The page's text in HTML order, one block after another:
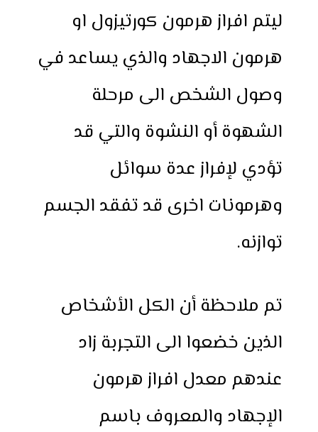
ليتم افراز هرمون كورتيزول او
هرمون الاجهاد والذي يساعد في
وصول الشخص الى مرحلة
الشهوة أو النشوة والتي قد
تؤدي لإفراز عدة سوائل
وهرمونات اخرى قد تفقد الجسم
توازنه.
تم ملاحظة أن الكل الأشخاص
الذين خضعوا الى التجربة زاد
عندهم معدل افراز هرمون
الإجهاد والمعروف باسم